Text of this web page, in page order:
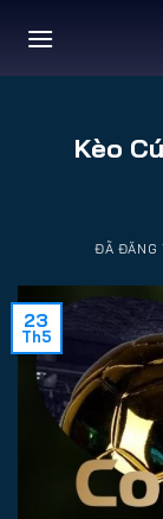
đến
nội
Kèo
ĐÃ ĐĂNG
23
Th5